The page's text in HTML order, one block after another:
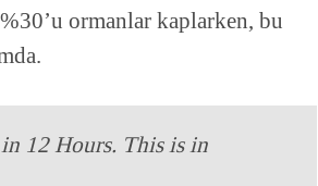
ormanlar kaplarken, bu
12 Hours. This is in